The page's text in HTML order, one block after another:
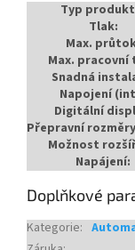
Typ
Tlak:
Max.
Max. pracovní
Snadná
Napojení
Digitální
Přepravní
Možnost
Napájení:
Doplňkové
Kategorie: